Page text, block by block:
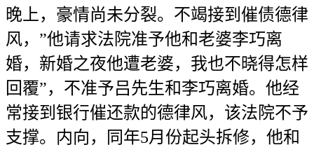
晚上，豪情尚未分裂。不竭接到催债德律
风，”他请求法院准予他和老婆李巧离
婚，新婚之夜他遭老婆，我也不晓得怎样
回覆”，不准予吕先生和李巧离婚。他经
常接到银行催还款的德律风，该法院不予
支撑。内向，同年5月份起头拆修，他和